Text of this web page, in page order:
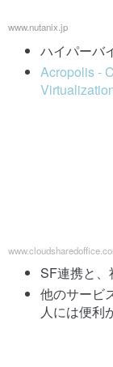
www.nutanix.jp
ハイパーバ
Acropolis -
SF連携と、
他のサービ
人には便利